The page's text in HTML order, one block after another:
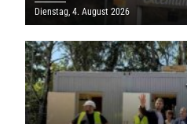
Dienstag, 4. August 2026